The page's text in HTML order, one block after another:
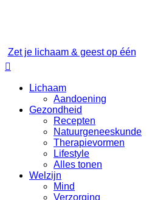
Zet je lichaam & geest op één

Lichaam
Aandoening
Gezondheid
Recepten
Natuurgeneeskunde
Therapievormen
Lifestyle
Alles tonen
Welzijn
Mind
Verzorging